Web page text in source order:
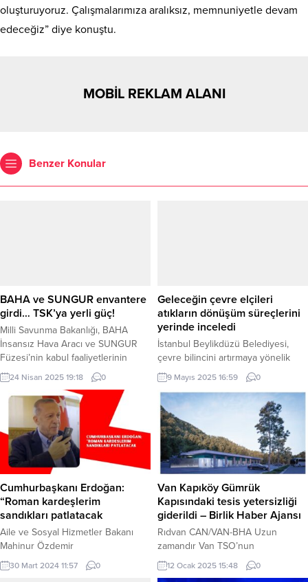
oluşturuyoruz. Çalışmalarımıza aralıksız, memnuniyetle devam
edeceğiz” diye konuştu.
MOBİL REKLAM ALANI
Benzer Konular
BAHA ve SUNGUR envantere
girdi… TSK’ya yerli güç!
Milli Savunma Bakanlığı, BAHA
İnsansız Hava Aracı ve SUNGUR
Füzesi’nin kabul faaliyetlerinin
tamamlanarak TSK envanterine
alındığını açıkladı. ANKARA (İGFA) –
Milli Savunma Bakanlığı, haftalık
basın bilgilendirme toplantısında,
Türk Silahlı Kuvvetleri’nin (TSK) yerli
ve milli savunma sanayi ürünleriyle
güçlenmeye devam ettiği belirtildi.
MSB Basın ve Halkla İlişkiler
Müşaviri ve Bakanlık Sözcüsü...
24 Nisan 2025 19:18 0
Geleceğin çevre elçileri
atıkların dönüşüm süreçlerini
yerinde inceledi
İstanbul Beylikdüzü Belediyesi,
çevre bilincini artırmaya yönelik
yürüttüğü çalışmalar kapsamında
İSTAÇ Kemerburgaz Atık Bertaraf
ve Kompost Tesislerine bir gezi
düzenledi. Teknik gezide
katılımcılar, atıkların enerjiye
dönüştürülme sürecini yerinde
inceleme fırsatı buldu. İSTANBUL
(İGFA) – Yeşilin öncüsü Beylikdüzü
Belediyesi, çevre duyarlılığını
artırmak amacıyla İSTAÇ
Kemerburgaz Atık Bertaraf ve
Kompost Tesisleri’ne teknik bir...
9 Mayıs 2025 16:59 0
Cumhurbaşkanı Erdoğan:
“Roman kardeşlerim
sandıkları patlatacak
Aile ve Sosyal Hizmetler Bakanı
Mahinur Özdemir
Göktaş Tekirdağ’daki temasları
kapsamında Süleymanpaşa
30 Mart 2024 11:57 0
Van Kapıköy Gümrük
Kapısındaki tesis yetersizliği
giderildi – Birlik Haber Ajansı
Rıdvan CAN/VAN-BHA Uzun
zamandır Van TSO’nun
gündeminde olan Kapıköy Gümrük
Kapısındaki tesis yetersizliğinin
12 Ocak 2025 15:48 0